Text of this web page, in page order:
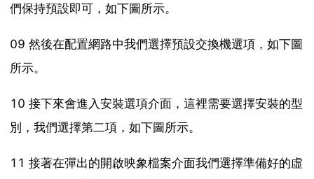
們保持預設即可，如下圖所示。
09 然後在配置網路中我們選擇預設交換機選項，如下圖
所示。
10 接下來會進入安裝選項介面，這裡需要選擇安裝的型
別，我們選擇第二項，如下圖所示。
11 接著在彈出的開啟映象檔案介面我們選擇準備好的虛